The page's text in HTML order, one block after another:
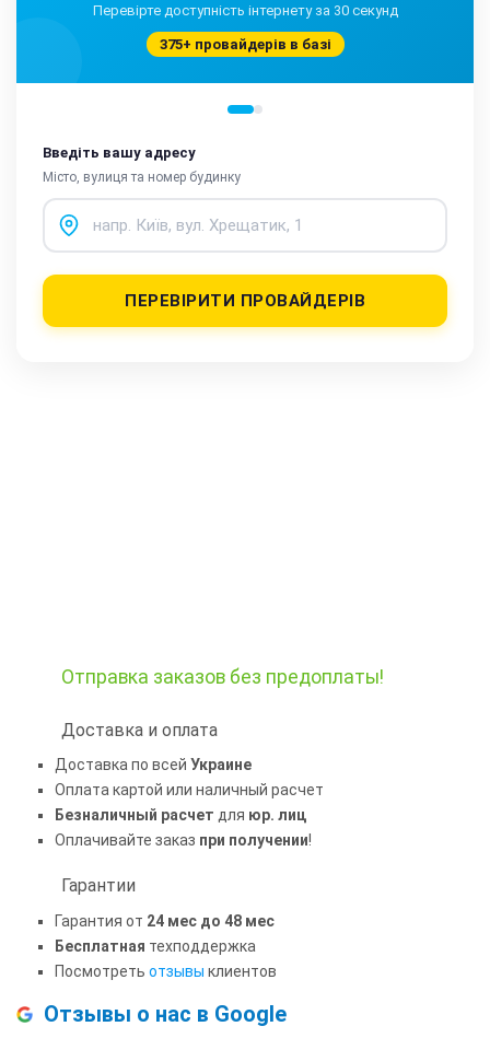
Перевірте доступність інтернету за 30 секунд
375+ провайдерів в базі
Введіть вашу адресу
Місто, вулиця та номер будинку
ПЕРЕВІРИТИ ПРОВАЙДЕРІВ
Отправка заказов без предоплаты!
Доставка и оплата
Доставка по всей Украине
Оплата картой или наличный расчет
Безналичный расчет для юр. лиц
Оплачивайте заказ при получении!
Гарантии
Гарантия от 24 мес до 48 мес
Бесплатная техподдержка
Посмотреть отзывы клиентов
Отзывы о нас в Google